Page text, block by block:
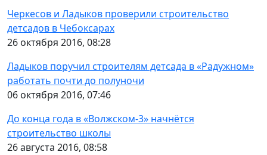
Черкесов и Ладыков проверили строительство
детсадов в Чебоксарах
26 октября 2016, 08:28
Ладыков поручил строителям детсада в «Радужном»
работать почти до полуночи
06 октября 2016, 07:46
До конца года в «Волжском-3» начнётся
строительство школы
26 августа 2016, 08:58